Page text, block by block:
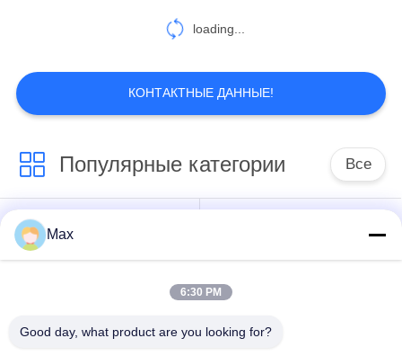
loading...
КОНТАКТНЫЕ ДАННЫЕ!
Популярные категории Все
Труба сплава
никеля
труба нержавеющей
стали
труба аустенитной
покрынная стальная
Max
6:30 PM
Good day, what product are you looking for?